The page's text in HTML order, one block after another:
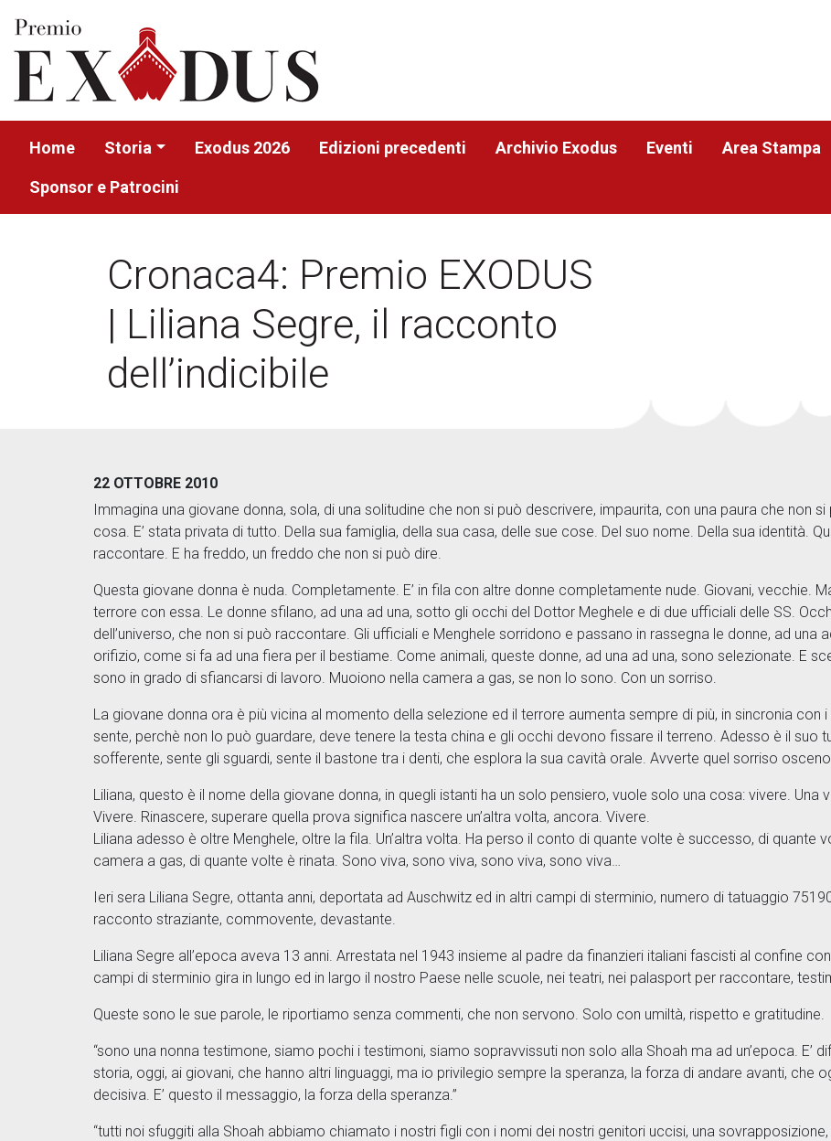
Home Storia Exodus 2026 Edizioni precedenti Archivio Exodus Eventi Area Stampa
Sponsor e Patrocini
Cronaca4: Premio EXODUS
| Liliana Segre, il racconto
dell’indicibile
22 OTTOBRE 2010
Immagina una giovane donna, sola, di una solitudine che non si può descrivere, impaurita, con una paura che non
cosa. E’ stata privata di tutto. Della sua famiglia, della sua casa, delle sue cose. Del suo nome. Della sua identità.
raccontare. E ha freddo, un freddo che non si può dire.
Questa giovane donna è nuda. Completamente. E’ in fila con altre donne completamente nude. Giovani, vecchie.
terrore con essa. Le donne sfilano, ad una ad una, sotto gli occhi del Dottor Meghele e di due ufficiali delle SS.
dell’universo, che non si può raccontare. Gli ufficiali e Menghele sorridono e passano in rassegna le donne, ad una
orifizio, come si fa ad una fiera per il bestiame. Come animali, queste donne, ad una ad una, sono selezionate. E
sono in grado di sfiancarsi di lavoro. Muoiono nella camera a gas, se non lo sono. Con un sorriso.
La giovane donna ora è più vicina al momento della selezione ed il terrore aumenta sempre di più, in sincronia con
sente, perchè non lo può guardare, deve tenere la testa china e gli occhi devono fissare il terreno. Adesso è il suo
sofferente, sente gli sguardi, sente il bastone tra i denti, che esplora la sua cavità orale. Avverte quel sorriso
Liliana, questo è il nome della giovane donna, in quegli istanti ha un solo pensiero, vuole solo una cosa: vivere.
Vivere. Rinascere, superare quella prova significa nascere un’altra volta, ancora. Vivere.
Liliana adesso è oltre Menghele, oltre la fila. Un’altra volta. Ha perso il conto di quante volte è successo, di quante
camera a gas, di quante volte è rinata. Sono viva, sono viva, sono viva, sono viva…
Ieri sera Liliana Segre, ottanta anni, deportata ad Auschwitz ed in altri campi di sterminio, numero di tatuaggio
racconto straziante, commovente, devastante.
Liliana Segre all’epoca aveva 13 anni. Arrestata nel 1943 insieme al padre da finanzieri italiani fascisti al confine
campi di sterminio gira in lungo ed in largo il nostro Paese nelle scuole, nei teatri, nei palasport per raccontare,
Queste sono le sue parole, le riportiamo senza commenti, che non servono. Solo con umiltà, rispetto e gratitudine.
“sono una nonna testimone, siamo pochi i testimoni, siamo sopravvissuti non solo alla Shoah ma ad un’epoca. E’
storia, oggi, ai giovani, che hanno altri linguaggi, ma io privilegio sempre la speranza, la forza di andare avanti, che
decisiva. E’ questo il messaggio, la forza della speranza.”
“tutti noi sfuggiti alla Shoah abbiamo chiamato i nostri figli con i nomi dei nostri genitori uccisi, una